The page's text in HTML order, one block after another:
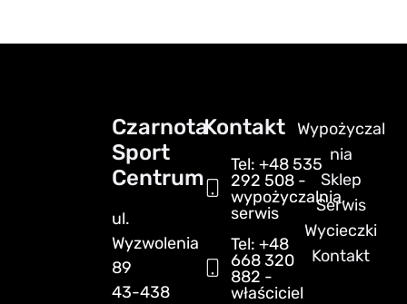
Czarnota
Sport
Centrum
ul.
Wyzwolenia
89
43-438
Kontakt
Tel: +48 535
292 508 -
wypożyczalnia,
serwis
Tel: +48
668 320
882 -
właściciel
Wypożyczal
nia
Sklep
Serwis
Wycieczki
Kontakt